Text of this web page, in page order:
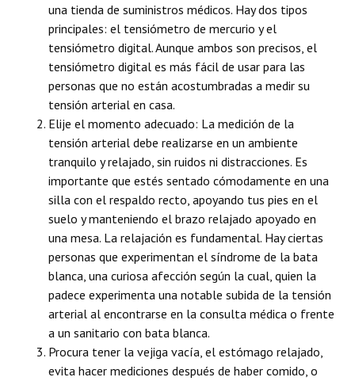
una tienda de suministros médicos. Hay dos tipos
principales: el tensiómetro de mercurio y el
tensiómetro digital. Aunque ambos son precisos, el
tensiómetro digital es más fácil de usar para las
personas que no están acostumbradas a medir su
tensión arterial en casa.
Elije el momento adecuado: La medición de la
tensión arterial debe realizarse en un ambiente
tranquilo y relajado, sin ruidos ni distracciones. Es
importante que estés sentado cómodamente en una
silla con el respaldo recto, apoyando tus pies en el
suelo y manteniendo el brazo relajado apoyado en
una mesa. La relajación es fundamental. Hay ciertas
personas que experimentan el síndrome de la bata
blanca, una curiosa afección según la cual, quien la
padece experimenta una notable subida de la tensión
arterial al encontrarse en la consulta médica o frente
a un sanitario con bata blanca.
Procura tener la vejiga vacía, el estómago relajado,
evita hacer mediciones después de haber comido, o